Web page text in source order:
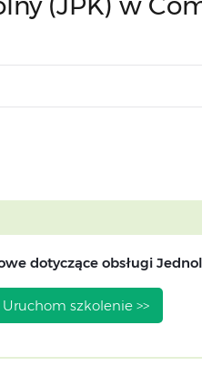
dotyczące obsługi
Uruchom szkolenie >>